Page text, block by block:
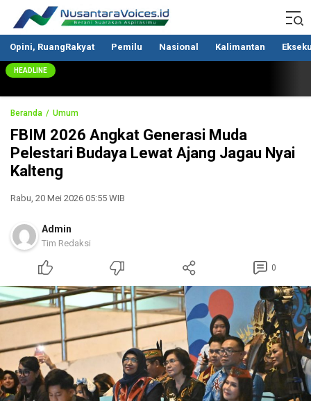
Nusantaravoices.id
Berani Suarakan Aspirasimu
Opini, RuangRakyat Pemilu Nasional Kalimantan
HEADLINE
Beranda Umum
FBIM 2026 Angkat Generasi Muda
Pelestari Budaya Lewat Ajang Jagau Nyai
Kalteng
Rabu, 20 Mei 2026 05:55 WIB
Admin
Tim Redaksi
0